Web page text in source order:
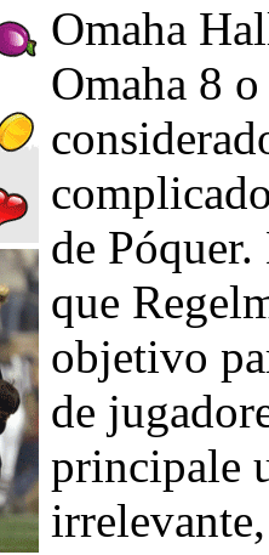
Omaha
Omaha 8
de
que
objetivo
de
principale